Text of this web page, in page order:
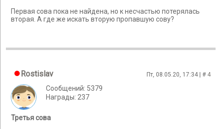
Первая сова пока не найдена, но к несчастью потерялась
вторая. А где же искать вторую пропавшую сову?
Rostislav Пт, 08.05.20, 17:34 | # 4
Сообщений: 5379
Награды: 237
Третья сова